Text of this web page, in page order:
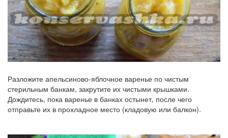
Разложите апельсиново-яблочное варенье по чистым
стерильным банкам, закрутите их чистыми крышками.
Дождитесь, пока варенье в банках остынет, после чего
отправьте их в прохладное место (кладовую или балкон).